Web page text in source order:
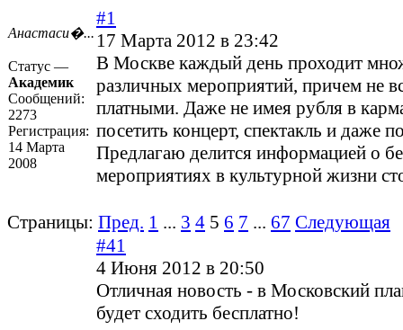
Анастаси�...
Статус —
Академик
Сообщений:
2273
Регистрация:
14 Марта
2008
#1
17 Марта 2012 в 23:42
В Москве каждый день проходит
различных мероприятий, причем не
платными. Даже не имея рубля в
посетить концерт, спектакль и даже
Предлагаю делится информацией о
мероприятиях в культурной жизни
Страницы: Пред. 1 ... 3 4 5 6 7 ... 67 Следующая
#41
4 Июня 2012 в 20:50
Отличная новость - в Московский
будет сходить бесплатно!